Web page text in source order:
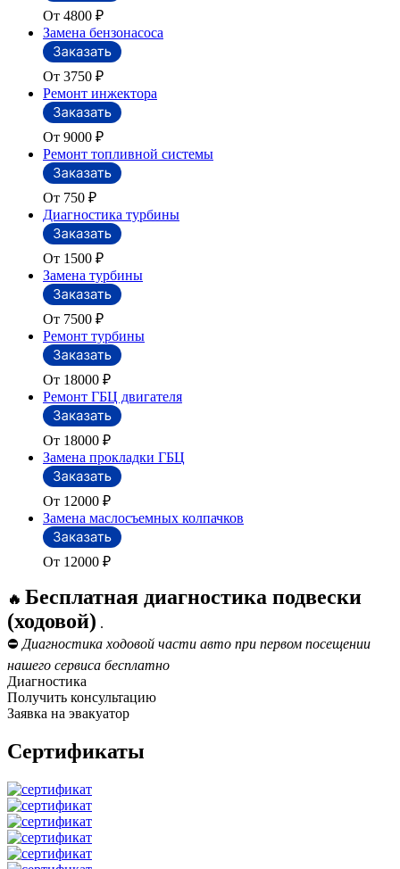
От 4800 ₽
Замена бензонасоса
От 3750 ₽
Ремонт инжектора
От 9000 ₽
Ремонт топливной системы
От 750 ₽
Диагностика турбины
От 1500 ₽
Замена турбины
От 7500 ₽
Ремонт турбины
От 18000 ₽
Ремонт ГБЦ двигателя
От 18000 ₽
Замена прокладки ГБЦ
От 12000 ₽
Замена маслосъемных колпачков
От 12000 ₽
🔥 Бесплатная диагностика подвески
(ходовой) .
⛔ Диагностика ходовой части авто при первом посещении
нашего сервиса бесплатно
Диагностика
Получить консультацию
Заявка на эвакуатор
Сертификаты